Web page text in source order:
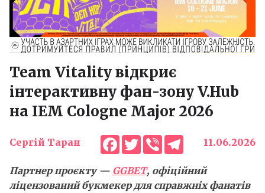
Team Vitality відкриє
інтерактивну фан-зону V.Hub
на IEM Cologne Major 2026
Сергій Таран Facebook
TwitterViber Telegram
11.06.2026
Партнер проєкту — GGBET, офіційний
ліцензований букмекер для справжніх фанатів